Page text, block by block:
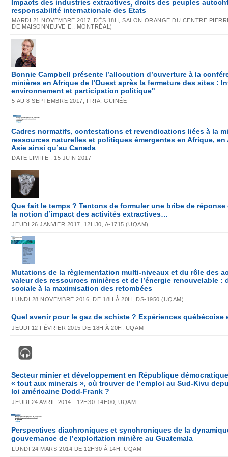
Impacts des industries extractives, droits des peuples
responsabilité internationale des États
MARDI 21 NOVEMBRE 2017, DÈS 18H, SALON ORANGE DU CENTRE
DE MAISONNEUVE E., MONTRÉAL)
Bonnie Campbell présente l’allocution d’ouverture à la
minières en Afrique de l’Ouest après la fermeture des sites :
environnement et participation politique"
5 AU 8 SEPTEMBRE 2017, FRIA, GUINÉE
Cadres normatifs, contestations et revendications liées à la
ressources naturelles et politiques émergentes en Afrique, en
Asie ainsi qu’au Canada
DATE LIMITE : 15 JUIN 2017
Que fait le temps ? Tentons de formuler une bribe de
la notion d’impact des activités extractives…
JEUDI 26 JANVIER 2017, 12H30, A-1715 (UQAM)
Mutations de la règlementation multi-niveaux et du rôle des
valeur des ressources minières et de l’énergie renouvelable :
sociale à la maximisation des retombées
LUNDI 28 NOVEMBRE 2016, DE 18H À 20H, DS-1950 (UQAM)
Quel avenir pour le gaz de schiste ? Expériences québécoise
JEUDI 12 FÉVRIER 2015 DE 18H À 20H, UQAM
Secteur minier et développement en République
« tout aux minerais », où trouver de l’emploi au Sud-Kivu
loi américaine Dodd-Frank ?
JEUDI 24 AVRIL 2014 - 12H30-14H00, UQAM
Perspectives diachroniques et synchroniques de la
gouvernance de l’exploitation minière au Guatemala
LUNDI 24 MARS 2014 DE 12H30 À 14H, UQAM